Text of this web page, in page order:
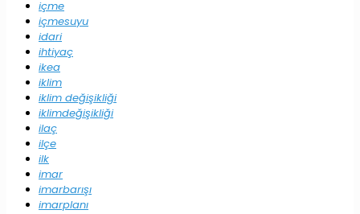
içme
içmesuyu
idari
ihtiyaç
ikea
iklim
iklim değişikliği
iklimdeğişikliği
ilaç
ilçe
ilk
imar
imarbarışı
imarplanı